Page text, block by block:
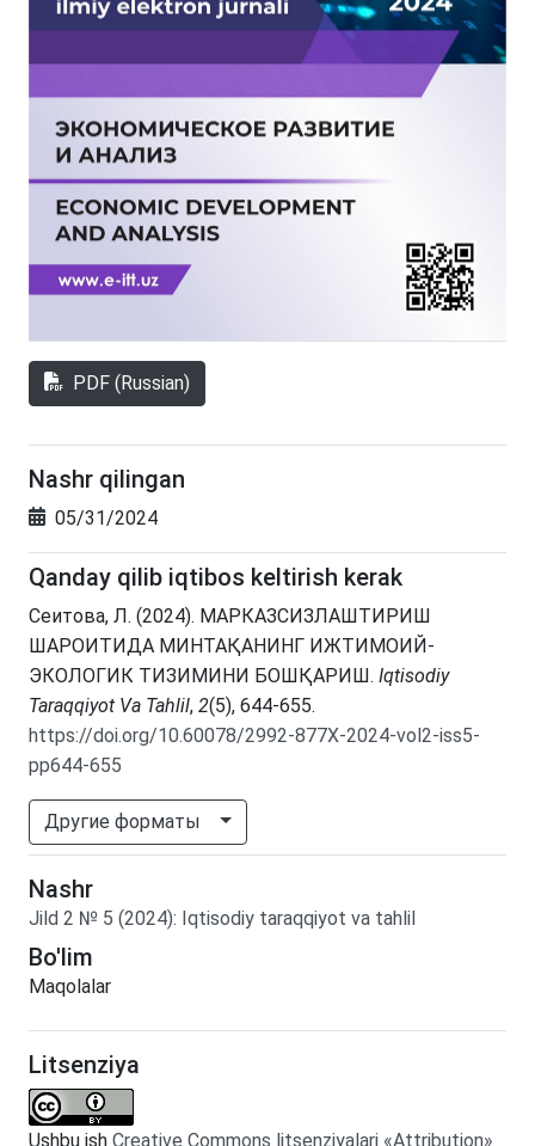
PDF (Russian)
Nashr qilingan
05/31/2024
Qanday qilib iqtibos keltirish kerak
Сеитова, Л. (2024). МАРКАЗСИЗЛАШТИРИШ
ШАРОИТИДА МИНТАҚАНИНГ ИЖТИМОИЙ-
ЭКОЛОГИК ТИЗИМИНИ БОШҚАРИШ. Iqtisodiy
Taraqqiyot Va Tahlil, 2(5), 644-655.
https://doi.org/10.60078/2992-877X-2024-vol2-iss5-
pp644-655
Другие форматы
Nashr
Jild 2 № 5 (2024): Iqtisodiy taraqqiyot va tahlil
Bo'lim
Maqolalar
Litsenziya
Ushbu ish Creative Commons litsenziyalari «Attribution»